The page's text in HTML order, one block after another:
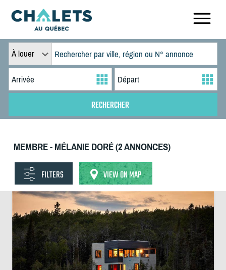
À louer
MEMBRE - MÉLANIE DORÉ (2 ANNONCES)
FILTERS VIEW ON MAP